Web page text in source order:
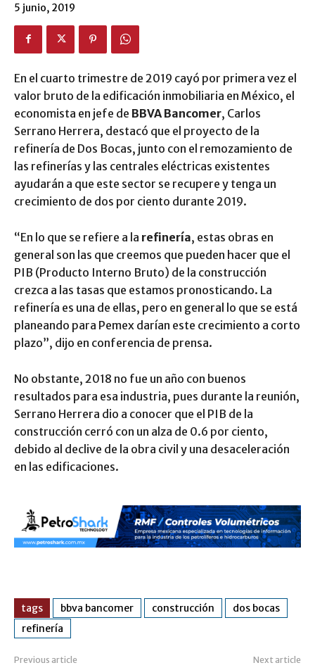
5 junio, 2019
En el cuarto trimestre de 2019 cayó por primera vez el
valor bruto de la edificación inmobiliaria en México, el
economista en jefe de BBVA Bancomer, Carlos
Serrano Herrera, destacó que el proyecto de la
refinería de Dos Bocas, junto con el remozamiento de
las refinerías y las centrales eléctricas existentes
ayudarán a que este sector se recupere y tenga un
crecimiento de dos por ciento durante 2019.
“En lo que se refiere a la refinería, estas obras en
general son las que creemos que pueden hacer que el
PIB (Producto Interno Bruto) de la construcción
crezca a las tasas que estamos pronosticando. La
refinería es una de ellas, pero en general lo que se está
planeando para Pemex darían este crecimiento a corto
plazo”, dijo en conferencia de prensa.
No obstante, 2018 no fue un año con buenos
resultados para esa industria, pues durante la reunión,
Serrano Herrera dio a conocer que el PIB de la
construcción cerró con un alza de 0.6 por ciento,
debido al declive de la obra civil y una desaceleración
en las edificaciones.
tags bbva bancomer construcción
dos bocas
refinería
Previous article Next article